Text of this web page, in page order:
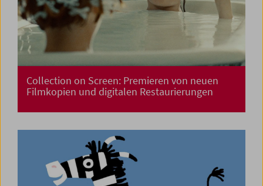
Collection on Screen: Premieren von neuen
Filmkopien und digitalen Restaurierungen